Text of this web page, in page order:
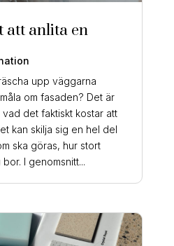
att anlita en
upp väggarna
om fasaden? Det är
det faktiskt kostar att
kan skilja sig en hel del
ska göras, hur stort
I genomsnitt...